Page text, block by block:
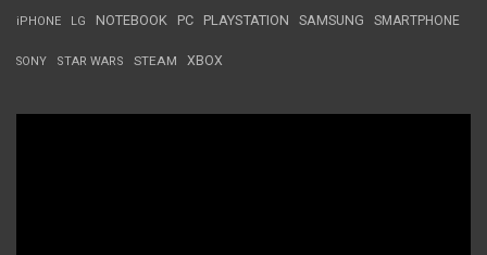
iPHONE LG NOTEBOOK PC PLAYSTATION SAMSUNG SMARTPHONE
SONY STAR WARS STEAM XBOX